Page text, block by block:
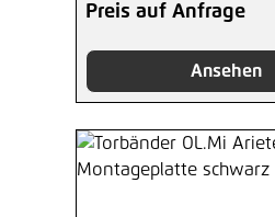
Preis auf Anfrage
Ansehen